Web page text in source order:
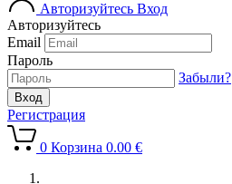
Авторизуйтесь Вход
Авторизуйтесь
Email
Пароль
Забыли?
Регистрация
0 Корзина 0.00 €